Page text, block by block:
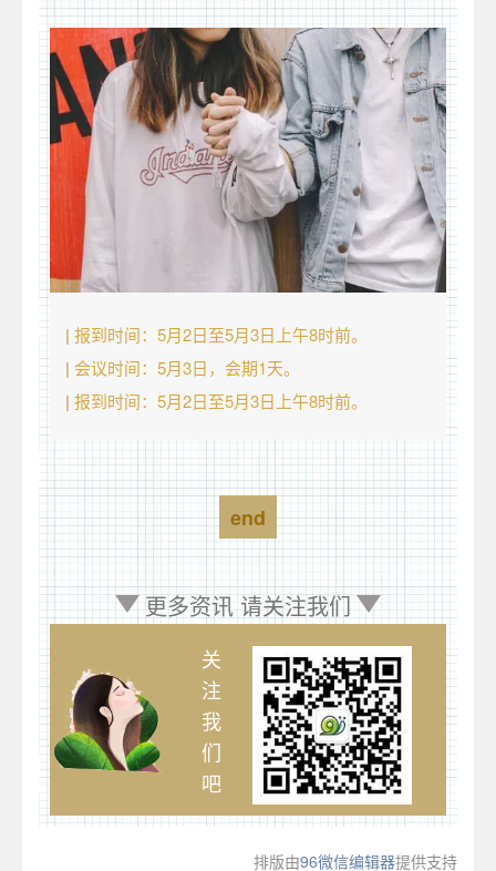
| 报到时间：5月2日至5月3日上午8时前。
| 会议时间：5月3日，会期1天。
| 报到时间：5月2日至5月3日上午8时前。
end
更多资讯 请关注我们
关
注
我
们
吧
排版由96微信编辑器提供支持